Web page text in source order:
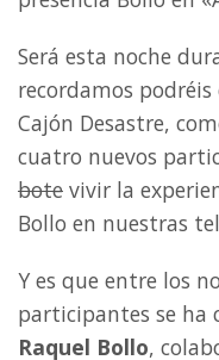
Será esta noche
recordamos
Cajón Desastre,
cuatro nuevos
bote vivir la
Bollo en nuestras
Y es que entre los
participantes se ha
Raquel Bollo,